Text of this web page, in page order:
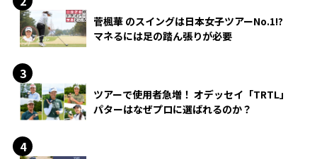
菅楓華 のスイングは日本女子ツアーNo.1!?
マネるには足の踏ん張りが必要
ツアーで使用者急増！ オデッセイ「TRTL」
パターはなぜプロに選ばれるのか？